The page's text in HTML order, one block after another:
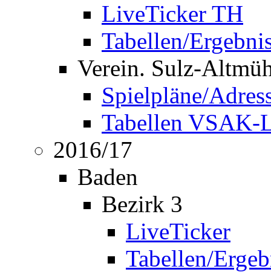
LiveTicker TH
Tabellen/
Verein. Sulz-
Spielpläne/
Tabellen VSAK-
2016/17
Baden
Bezirk 3
LiveTicker
Tabellen/